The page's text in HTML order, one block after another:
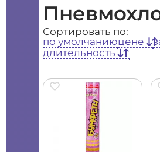
Сортировать по:
по умолчаниюцене
длительность